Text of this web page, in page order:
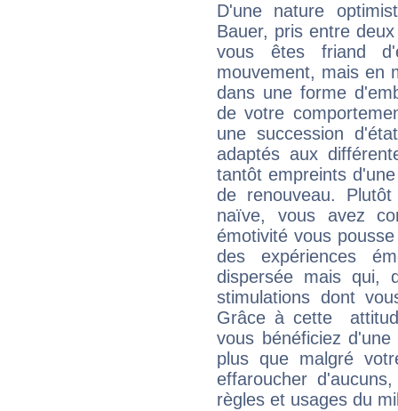
D'une nature
Bauer, pris entre
vous êtes friand
mouvement, mais en
dans une forme
de votre
une succession
adaptés aux
tantôt empreints
de renouveau.
naïve, vous avez
émotivité vous
des expériences
dispersée mais qui,
stimulations dont
Grâce à cette
vous bénéficiez
plus que malgré
effaroucher
règles et usages du